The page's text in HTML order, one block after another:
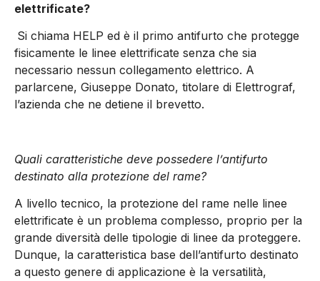
elettrificate?
Si chiama HELP ed è il primo antifurto che protegge
fisicamente le linee elettrificate senza che sia
necessario nessun collegamento elettrico. A
parlarcene, Giuseppe Donato, titolare di Elettrograf,
l’azienda che ne detiene il brevetto.
Quali caratteristiche deve possedere l’antifurto
destinato alla protezione del rame?
A livello tecnico, la protezione del rame nelle linee
elettrificate è un problema complesso, proprio per la
grande diversità delle tipologie di linee da proteggere.
Dunque, la caratteristica base dell’antifurto destinato
a questo genere di applicazione è la versatilità,